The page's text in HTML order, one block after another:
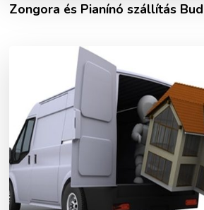
Zongora és Pianínó szállítás